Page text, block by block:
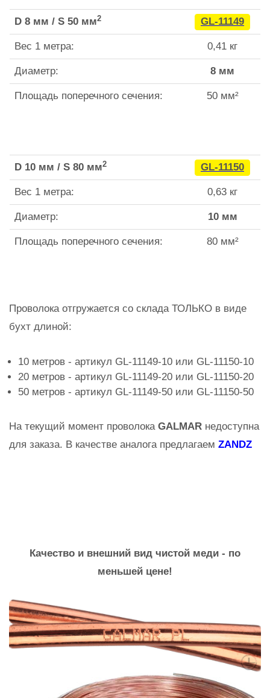
D 8 мм / S 50 мм2 GL-11149
Вес 1 метра: 0,41 кг
Диаметр: 8 мм
Площадь поперечного сечения: 50 мм²
D 10 мм / S 80 мм2 GL-11150
Вес 1 метра: 0,63 кг
Диаметр: 10 мм
Площадь поперечного сечения: 80 мм²
Проволока отгружается со склада ТОЛЬКО в виде
бухт длиной:
10 метров - артикул GL-11149-10 или GL-11150-10
20 метров - артикул GL-11149-20 или GL-11150-20
50 метров - артикул GL-11149-50 или GL-11150-50
На текущий момент проволока GALMAR недоступна
для заказа. В качестве аналога предлагаем ZANDZ
Качество и внешний вид чистой меди - по
меньшей цене!